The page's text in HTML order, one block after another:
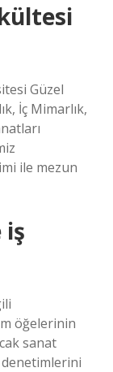
Güzel
İç Mimarlık,
ile mezun
iş
öğelerinin
sanat